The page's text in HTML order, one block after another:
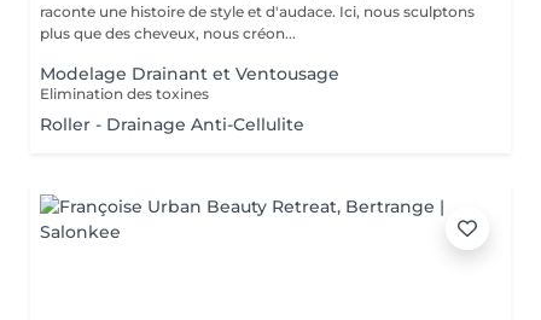
raconte une histoire de style et d'audace. Ici, nous sculptons
plus que des cheveux, nous créon...
Modelage Drainant et Ventousage
Elimination des toxines
Roller - Drainage Anti-Cellulite